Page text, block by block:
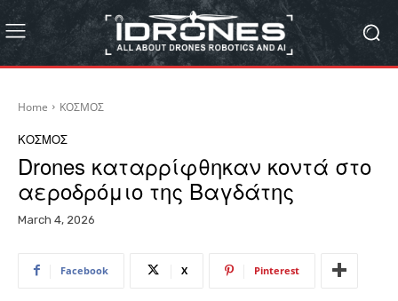
Home ΚΟΣΜΟΣ
ΚΟΣΜΟΣ
Drones καταρρίφθηκαν κοντά στο
αεροδρόμιο της Βαγδάτης
March 4, 2026
Facebook X Pinterest